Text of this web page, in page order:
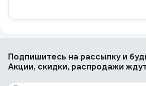
Подпишитесь на рассылкуи
Акции, скидки, распродажи